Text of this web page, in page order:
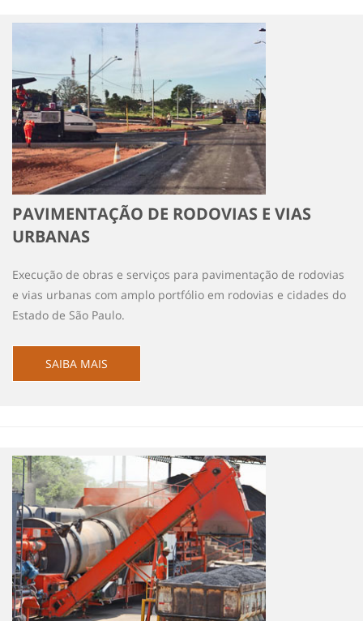
PAVIMENTAÇÃO DE RODOVIAS E VIAS
URBANAS
Execução de obras e serviços para pavimentação de rodovias
e vias urbanas com amplo portfólio em rodovias e cidades do
Estado de São Paulo.
SAIBA MAIS